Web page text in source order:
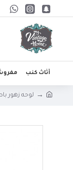
أثاث كنب
لوحه زهور